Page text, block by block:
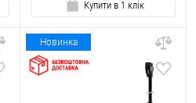
Купити в 1 клік
Новинка